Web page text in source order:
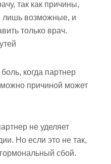
так как причины,
лишь возможные, и
только врач.
когда партнер
причиной может
не уделяет
Но если это не так,
сбой.